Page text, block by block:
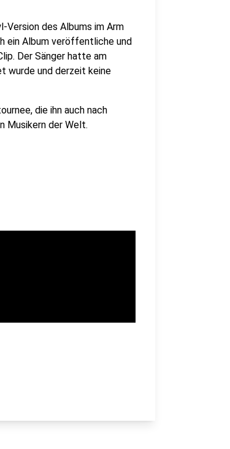
Version des Albums im Arm
ein Album veröffentliche und
Der Sänger hatte am
wurde und derzeit keine
die ihn auch nach
Musikern der Welt.